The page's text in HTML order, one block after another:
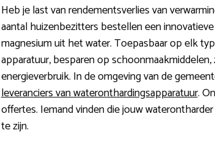
Heb je last van rendementsverlies van
aantal huizenbezitters bestellen een
magnesium uit het water. Toepasbaar op elk
apparatuur, besparen op
energieverbruik. In de omgeving van de
leveranciers van wateronthardingsapparatuur.
offertes. Iemand vinden die jouw
te zijn.